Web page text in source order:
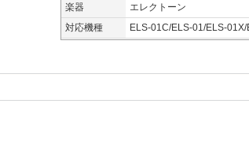
楽器
エレクトーン
対応機種
ELS-01C/ELS-01/ELS-